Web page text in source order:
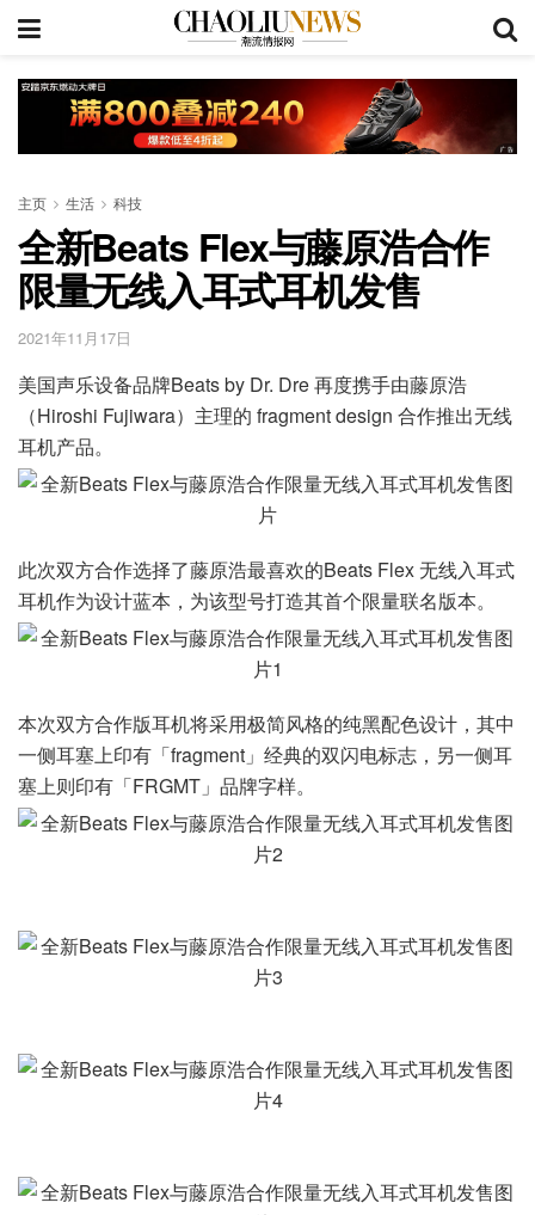
主页 生活 科技
全新Beats Flex与藤原浩合作
限量无线入耳式耳机发售
2021年11月17日
美国声乐设备品牌Beats by Dr. Dre 再度携手由藤原浩
（Hiroshi Fujiwara）主理的 fragment design 合作推出无线
耳机产品。
此次双方合作选择了藤原浩最喜欢的Beats Flex 无线入耳式
耳机作为设计蓝本，为该型号打造其首个限量联名版本。
本次双方合作版耳机将采用极简风格的纯黑配色设计，其中
一侧耳塞上印有「fragment」经典的双闪电标志，另一侧耳
塞上则印有「FRGMT」品牌字样。